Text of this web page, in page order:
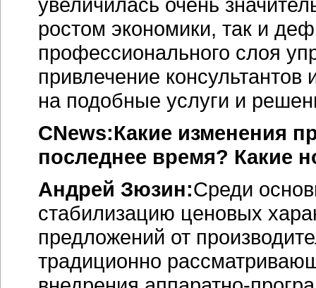
ростом экономики, так и
профессионального слоя
привлечение консультантов
на подобные услуги и
CNews:Какие изменения
последнее время? Какие
Андрей Зюзин:Среди
стабилизацию ценовых
предложений от
традиционно